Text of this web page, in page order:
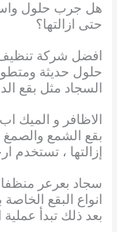
هل جرب حلول
حتى ازالتها؟
افضل شركة
حلول حديثة
السجاد مثل بقع
الاظافر و الميك
بقع الشمع والصمغ
إزالتها ،
سجاد بعرعر
انواع البقع الخاصة
بعد ذلك تبدأ